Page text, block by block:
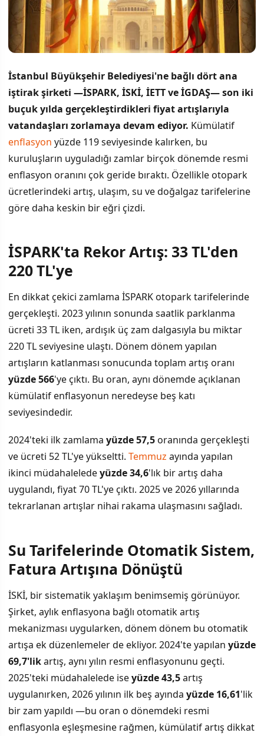
İstanbul Büyükşehir Belediyesi'ne bağlı dört ana
iştirak şirketi —İSPARK, İSKİ, İETT ve İGDAŞ— son iki
buçuk yılda gerçekleştirdikleri fiyat artışlarıyla
vatandaşları zorlamaya devam ediyor. Kümülatif
enflasyon yüzde 119 seviyesinde kalırken, bu
kuruluşların uyguladığı zamlar birçok dönemde resmi
enflasyon oranını çok geride bıraktı. Özellikle otopark
ücretlerindeki artış, ulaşım, su ve doğalgaz tarifelerine
göre daha keskin bir eğri çizdi.
İÇINDEKILER
Su Tarifelerinde Otomatik Sistem, Fatura Artışına Dönüştü
Enflasyon ve Tarifeler: Uyumluluğun Dışında Kalan Mantık
İSPARK'ta Rekor Artış: 33 TL'den
220 TL'ye
En dikkat çekici zamlama İSPARK otopark tarifelerinde
gerçekleşti. 2023 yılının sonunda saatlik parklanma
ücreti 33 TL iken, ardışık üç zam dalgasıyla bu miktar
220 TL seviyesine ulaştı. Dönem dönem yapılan
artışların katlanması sonucunda toplam artış oranı
yüzde 566'ye çıktı. Bu oran, aynı dönemde açıklanan
kümülatif enflasyonun neredeyse beş katı
seviyesindedir.
2024'teki ilk zamlama yüzde 57,5oranında gerçekleşti
ve ücreti 52 TL'ye yükseltti. Temmuz ayında yapılan
ikinci müdahaleledeyüzde 34,6'lık bir artış daha
uygulandı, fiyat 70 TL'ye çıktı. 2025 ve 2026 yıllarında
tekrarlanan artışlar nihai rakama ulaşmasını sağladı.
Su Tarifelerinde Otomatik Sistem,
Fatura Artışına Dönüştü
İSKİ, bir sistematik yaklaşım benimsemiş görünüyor.
Şirket, aylık enflasyona bağlı otomatik artış
mekanizması uygularken, dönem dönem bu otomatik
artışa ek düzenlemeler de ekliyor. 2024'te yapılan yüzde
69,7'likartış, aynı yılın resmi enflasyonunu geçti.
2025'teki müdahalelede iseyüzde 43,5artış
uygulanırken, 2026 yılının ilk beş ayında yüzde 16,61'lik
bir zam yapıldı —bu oran o dönemdeki resmi
enflasyonla eşleşmesine rağmen, kümülatif artış dikkat